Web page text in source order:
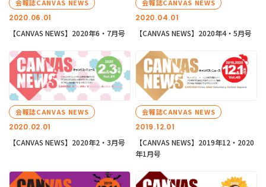
2020.06.01
会報誌CANVAS NEWS
【CANVAS NEWS】2020年6・7月号
2020.04.01
会報誌CANVAS NEWS
【CANVAS NEWS】2020年4・5月号
2020.02.01
会報誌CANVAS NEWS
【CANVAS NEWS】2020年2・3月号
2019.12.01
会報誌CANVAS NEWS
【CANVAS NEWS】2019年12・2020
年1月号